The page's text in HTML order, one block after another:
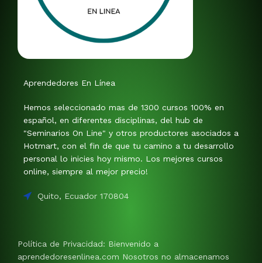
Aprendedores En Línea
Hemos seleccionado mas de 1300 cursos 100% en
español, en diferentes disciplinas, del hub de
"Seminarios On Line" y otros productores asociados a
Hotmart, con el fin de que tu camino a tu desarrollo
personal lo inicies hoy mismo. Los mejores cursos
online, siempre al mejor precio!
Quito, Ecuador 170804
Política de Privacidad: Bienvenido a
aprendedoresenlinea.com Nosotros no almacenamos